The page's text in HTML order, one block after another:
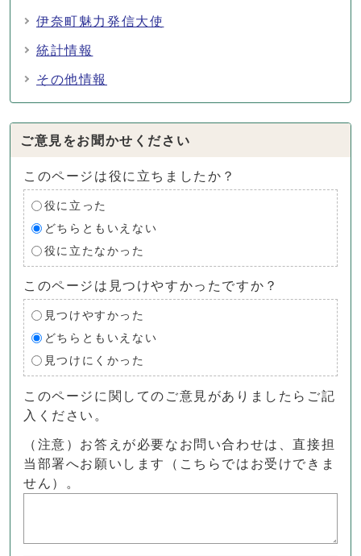
伊奈町魅力発信大使
統計情報
その他情報
ご意見をお聞かせください
このページは役に立ちましたか？
役に立った
どちらともいえない
役に立たなかった
このページは見つけやすかったですか？
見つけやすかった
どちらともいえない
見つけにくかった
このページに関してのご意見がありましたらご記
入ください。
（注意）お答えが必要なお問い合わせは、直接担
当部署へお願いします（こちらではお受けできま
せん）。